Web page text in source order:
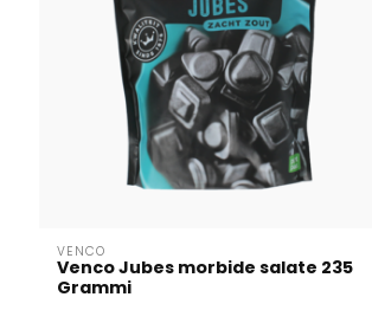
VENCO
Venco Jubes morbide salate 235
Grammi